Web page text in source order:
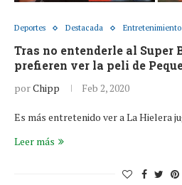
Deportes Destacada Entretenimiento
Tras no entenderle al Super
prefieren ver la peli de
porChipp Feb 2, 2020
Es más entretenido ver a La Hielera
Leer más